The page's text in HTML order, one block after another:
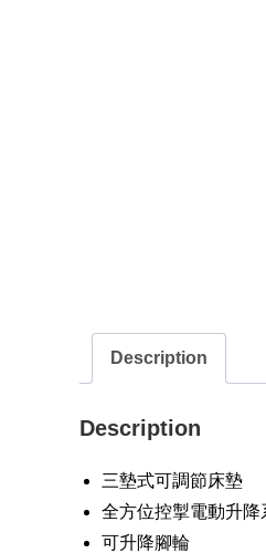
Description
Description
三墊式可調節床墊
全方位控掣電動升降
可升降腳輪